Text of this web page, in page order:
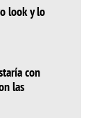
look y lo
con
las